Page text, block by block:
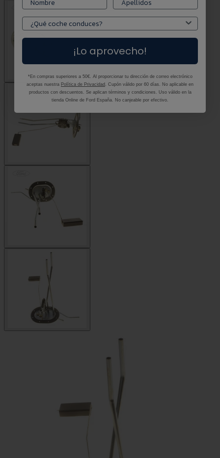
¡Lo aprovecho!
*En compras superiores a 50€. Al proporcionar tu dirección de correo electrónico
aceptas nuestra Política de Privacidad . Cupón válido por 60 días. No aplicable en
productos con descuentos. Se aplican términos y condiciones. Uso válido en la
tienda Online de Ford España. No canjeable por efectivo.